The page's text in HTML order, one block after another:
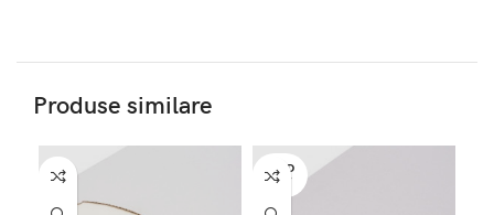
Produse similare
SOLD
OUT